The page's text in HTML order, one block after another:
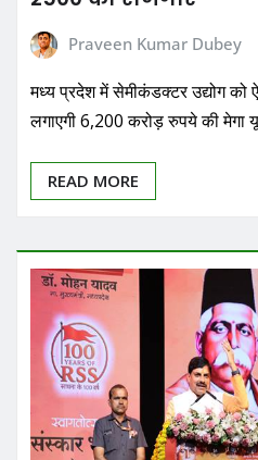
Praveen Kumar Dubey
मध्य प्रदेश में सेमीकंडक्टर उद्योग को
लगाएगी 6,200 करोड़ रुपये की
READ MORE